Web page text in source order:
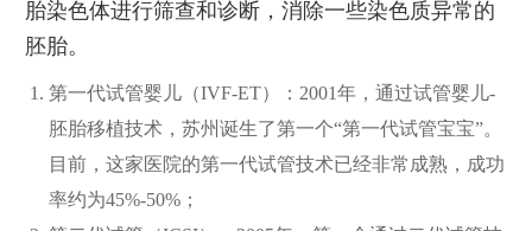
胎染色体进行筛查和诊断，消除一些染色质异常的
胚胎。
第一代试管婴儿（IVF-ET）：2001年，通过试管婴儿-
胚胎移植技术，苏州诞生了第一个“第一代试管宝宝”。
目前，这家医院的第一代试管技术已经非常成熟，成功
率约为45%-50%；